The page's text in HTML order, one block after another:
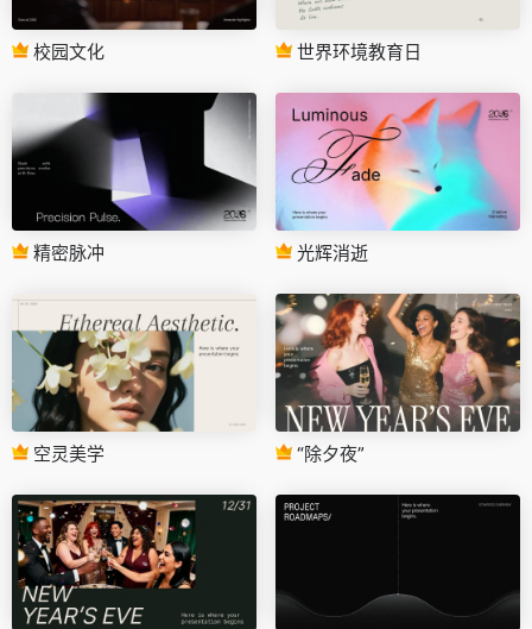
校园文化 世界环境教育日
精密脉冲 光辉消逝
空灵美学 “除夕夜”